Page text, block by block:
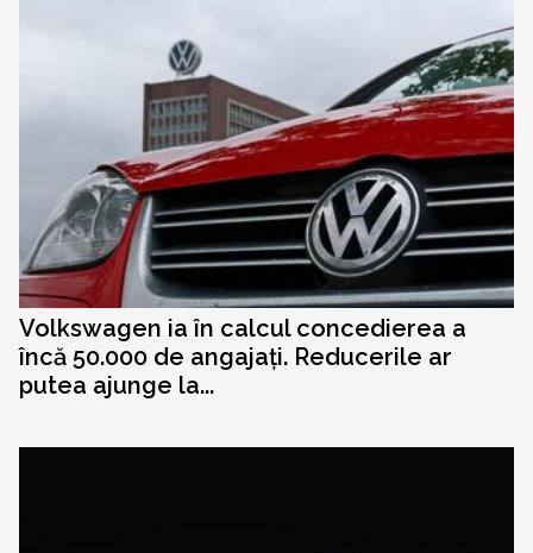
Volkswagen ia în calcul concedierea a
încă 50.000 de angajați. Reducerile ar
putea ajunge la...